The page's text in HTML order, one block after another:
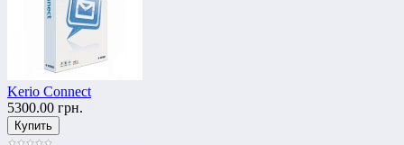
Kerio Connect
5300.00 грн.